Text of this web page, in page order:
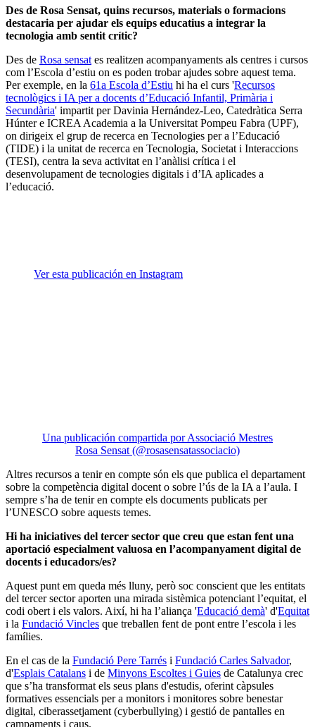
Des de Rosa Sensat, quins recursos, materials o formacions
destacaria per ajudar els equips educatius a integrar la
tecnologia amb sentit crític?
Des de Rosa sensates realitzen acompanyaments als centres i cursos
com l’Escola d’estiu on es poden trobar ajudes sobre aquest tema.
Per exemple, en la 61a Escola d’Estiu hi ha el curs 'Recursos
tecnològics i IA per a docents d’Educació Infantil, Primària i
Secundària' impartit per Davinia Hernández-Leo, Catedràtica Serra
Húnter e ICREA Academia a la Universitat Pompeu Fabra (UPF),
on dirigeix el grup de recerca en Tecnologies per a l’Educació
(TIDE) i la unitat de recerca en Tecnologia, Societat i Interaccions
(TESI), centra la seva activitat en l’anàlisi crítica i el
desenvolupament de tecnologies digitals i d’IA aplicades a
l’educació.
Ver esta publicación en Instagram
Una publicación compartida por Associació Mestres
Rosa Sensat (@rosasensatassociacio)
Altres recursos a tenir en compte són els que publica el departament
sobre la competència digital docent o sobre l’ús de la IA a l’aula. I
sempre s’ha de tenir en compte els documents publicats per
l’UNESCO sobre aquests temes.
Hi ha iniciatives del tercer sector que creu que estan fent una
aportació especialment valuosa en l’acompanyament digital de
docents i educadors/es?
Aquest punt em queda més lluny, però soc conscient que les entitats
del tercer sector aporten una mirada sistèmica potenciant l’equitat, el
codi obert i els valors. Així, hi ha l’aliança 'Educació demà' d'Equitat
i la Fundació Vincles que treballen fent de pont entre l’escola i les
famílies.
En el cas de la Fundació Pere Tarrés i Fundació Carles Salvador,
d'Esplais Catalans i de Minyons Escoltes i Guies de Catalunya crec
que s’ha transformat els seus plans d'estudis, oferint càpsules
formatives essencials per a monitors i monitores sobre benestar
digital, ciberassetjament (cyberbullying) i gestió de pantalles en
campaments i caus.